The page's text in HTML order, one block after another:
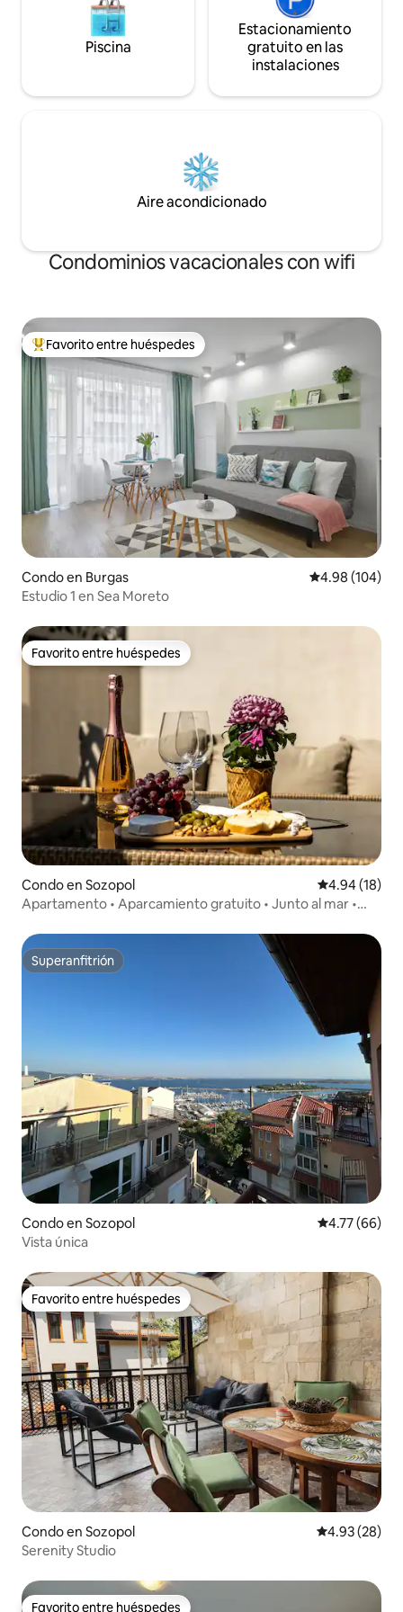
Piscina
Estacionamiento
gratuito en las
instalaciones
Aire acondicionado
Condominios vacacionales con wifi
Favorito entre huéspedes preferido
Favorito entre huéspedes
Condo en Burgas Calificación
4.98 (104)
Estudio 1 en Sea Moreto
Favorito entre huéspedes
Favorito entre huéspedes
Condo en Sozopol Calificación
4.94 (18)
Apartamento • Aparcamiento gratuito • Junto al mar •
Superanfitrión
Superanfitrión
Condo en Sozopol Calificación
4.77 (66)
Vista única
Favorito entre huéspedes
Favorito entre huéspedes
Condo en Sozopol Calificación
4.93 (28)
Serenity Studio
Favorito entre huéspedes